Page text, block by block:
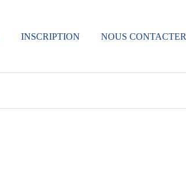
INSCRIPTION NOUS CONTACTER